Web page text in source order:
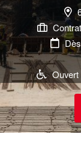
Dès
Ouvert